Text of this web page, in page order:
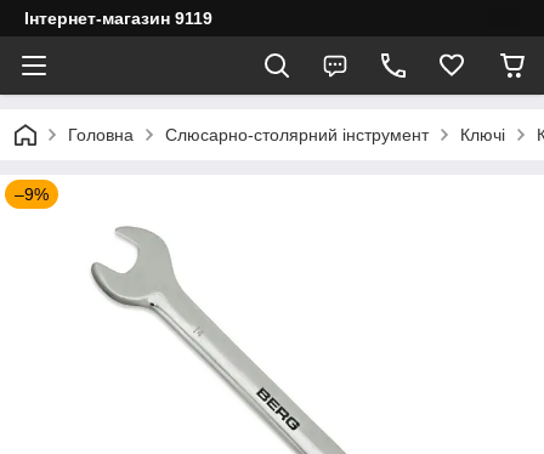
Інтернет-магазин 9119
Головна Слюсарно-столярний інструмент Ключі
–9%